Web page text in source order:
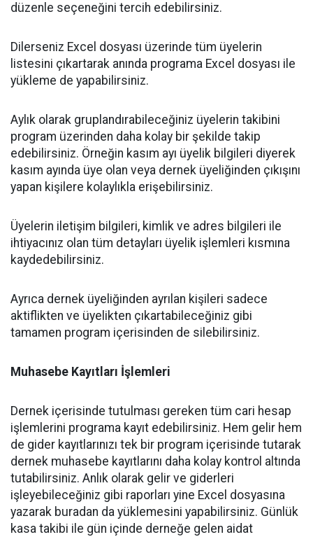
düzenle seçeneğini tercih edebilirsiniz.
Dilerseniz Excel dosyası üzerinde tüm üyelerin
listesini çıkartarak anında programa Excel dosyası ile
yükleme de yapabilirsiniz.
Aylık olarak gruplandırabileceğiniz üyelerin takibini
program üzerinden daha kolay bir şekilde takip
edebilirsiniz. Örneğin kasım ayı üyelik bilgileri diyerek
kasım ayında üye olan veya dernek üyeliğinden çıkışını
yapan kişilere kolaylıkla erişebilirsiniz.
Üyelerin iletişim bilgileri, kimlik ve adres bilgileri ile
ihtiyacınız olan tüm detayları üyelik işlemleri kısmına
kaydedebilirsiniz.
Ayrıca dernek üyeliğinden ayrılan kişileri sadece
aktiflikten ve üyelikten çıkartabileceğiniz gibi
tamamen program içerisinden de silebilirsiniz.
Muhasebe Kayıtları İşlemleri
Dernek içerisinde tutulması gereken tüm cari hesap
işlemlerini programa kayıt edebilirsiniz. Hem gelir hem
de gider kayıtlarınızı tek bir program içerisinde tutarak
dernek muhasebe kayıtlarını daha kolay kontrol altında
tutabilirsiniz. Anlık olarak gelir ve giderleri
işleyebileceğiniz gibi raporları yine Excel dosyasına
yazarak buradan da yüklemesini yapabilirsiniz. Günlük
kasa takibi ile gün içinde derneğe gelen aidat